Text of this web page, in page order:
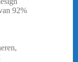
92%
,